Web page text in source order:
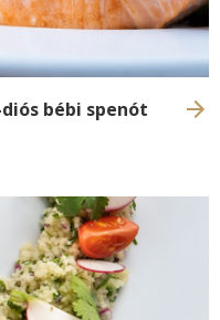
bébi spenót